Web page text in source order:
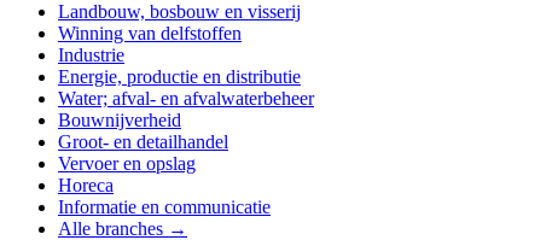
Landbouw, bosbouw en visserij
Winning van delfstoffen
Industrie
Energie, productie en distributie
Water; afval- en afvalwaterbeheer
Bouwnijverheid
Groot- en detailhandel
Vervoer en opslag
Horeca
Informatie en communicatie
Alle branches →